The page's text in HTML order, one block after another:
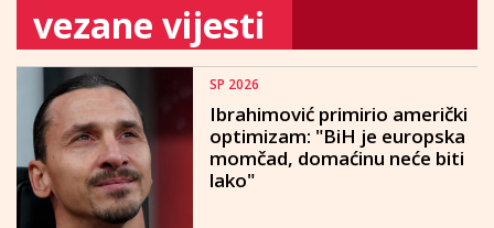
vezane vijesti
SP 2026
Ibrahimović primirio američki
optimizam: "BiH je europska
momčad, domaćinu neće biti
lako"